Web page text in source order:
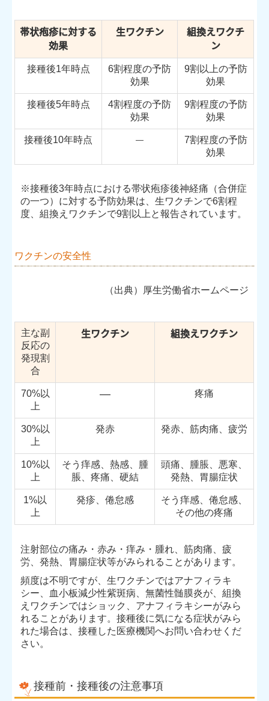
帯状疱疹に対する
効果
生ワクチン
組換えワクチ
ン
接種後1年時点
6割程度の予防
効果
9割以上の予防
効果
接種後5年時点
4割程度の予防
効果
9割程度の予防
効果
接種後10年時点 ―
7割程度の予防
効果
※接種後3年時点における帯状疱疹後神経痛​（合併症
の一つ）​に対する予防効果は、生ワクチンで6割程
度、組換えワクチンで9割以上と報告されています。
ワクチンの安全性
（出典）厚生労働省ホームページ
主な副
反応の
発現割
合
生ワクチン 組換えワクチン
70%以
上
― 疼痛
30%以
上
発赤 発赤、筋肉痛、疲労
10%以
上
そう痒感、熱感、腫
脹、疼痛、硬結
頭痛、腫脹、悪寒、
発熱、胃腸症状
1%以
上
発疹、倦怠感
そう痒感、倦怠感、
その他の疼痛
注射部位の痛み・赤み・痒み・腫れ、筋肉痛、疲
労、発熱、胃腸症状等がみられることがあります。
頻度は不明ですが、生ワクチンではアナフィラキ
シー、血小板減少性紫斑病、無菌性髄膜炎が、組換
えワクチンではショック、アナフィラキシーがみら
れることがあります。接種後に気になる症状がみら
れた場合は、接種した医療機関へお問い合わせくだ
さい。
接種前・接種後の注意事項